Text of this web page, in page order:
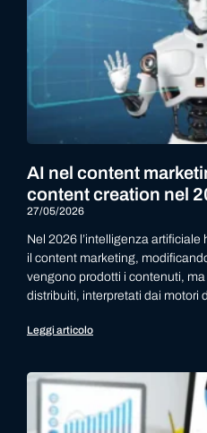
AI nel content
content creation nel
27/05/2026
Nel 2026 l’intelligenza
il content marketing,
vengono prodotti i contenuti,
distribuiti, interpretati dai motori
Leggi articolo